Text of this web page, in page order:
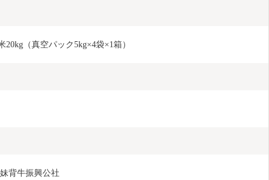
20kg（真空パック5kg×4袋×1箱）
背牛振興公社